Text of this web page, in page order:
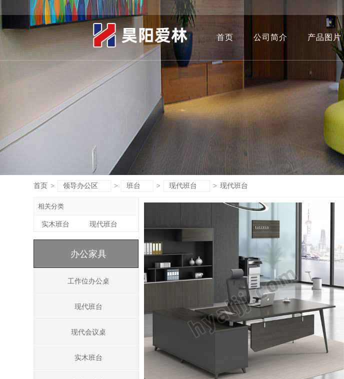
首页 公司简介 产品图片
首页 > 领导办公区 > 班台 > 现代班台 > 现代班台
相关分类
实木班台 现代班台
办公家具
工作位办公桌
现代班台
现代会议桌
实木班台